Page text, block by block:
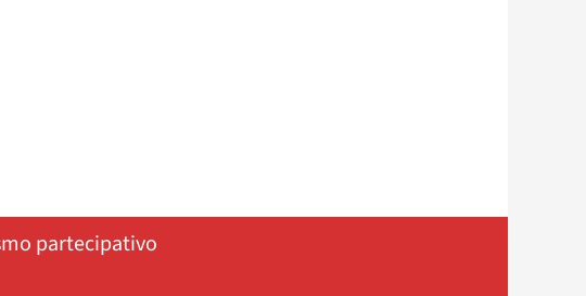
partecipativo